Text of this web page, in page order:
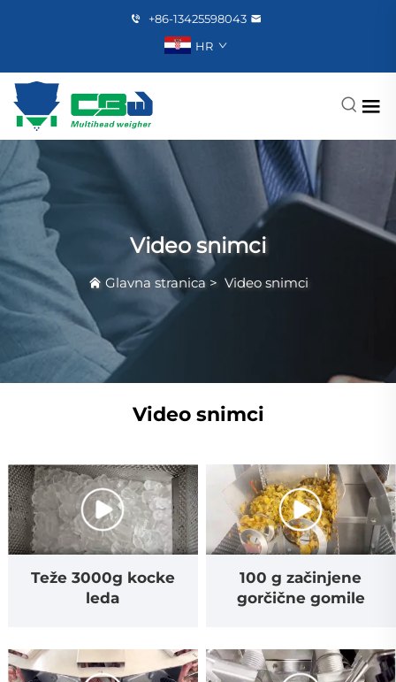
+86-13425598043
HR
Video snimci
Glavna stranica > Video snimci
Video snimci
Teže 3000g kocke
leda
100 g začinjene
gorčične gomile